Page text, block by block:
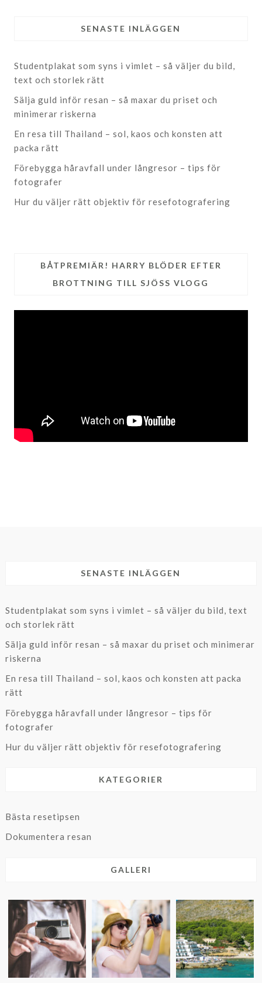
SENASTE INLÄGGEN
Studentplakat som syns i vimlet – så väljer du bild,
text och storlek rätt
Sälja guld inför resan – så maxar du priset och
minimerar riskerna
En resa till Thailand – sol, kaos och konsten att
packa rätt
Förebygga håravfall under långresor – tips för
fotografer
Hur du väljer rätt objektiv för resefotografering
BÅTPREMIÄR! HARRY BLÖDER EFTER
BROTTNING TILL SJÖSS VLOGG
SENASTE INLÄGGEN
Studentplakat som syns i vimlet – så väljer du bild, text
och storlek rätt
Sälja guld inför resan – så maxar du priset och minimerar
riskerna
En resa till Thailand – sol, kaos och konsten att packa
rätt
Förebygga håravfall under långresor – tips för
fotografer
Hur du väljer rätt objektiv för resefotografering
KATEGORIER
Bästa resetipsen
Dokumentera resan
GALLERI